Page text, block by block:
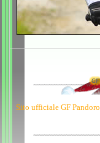
Sito ufficiale GF Pandoro